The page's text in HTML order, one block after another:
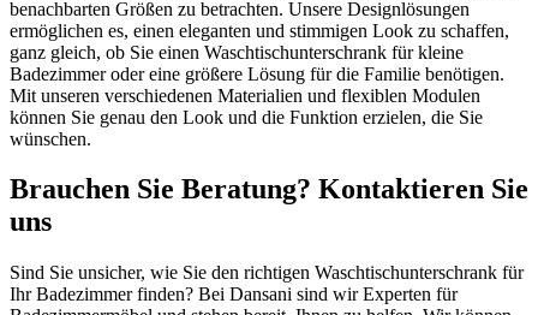
benachbarten Größen zu betrachten. Unsere Designlösungen
ermöglichen es, einen eleganten und stimmigen Look zu schaffen,
ganz gleich, ob Sie einen Waschtischunterschrank für kleine
Badezimmer oder eine größere Lösung für die Familie benötigen.
Mit unseren verschiedenen Materialien und flexiblen Modulen
können Sie genau den Look und die Funktion erzielen, die Sie
wünschen.
Brauchen Sie Beratung? Kontaktieren Sie
uns
Sind Sie unsicher, wie Sie den richtigen Waschtischunterschrank für
Ihr Badezimmer finden? Bei Dansani sind wir Experten für